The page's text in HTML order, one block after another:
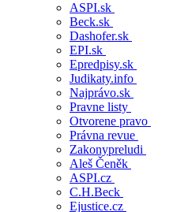
ASPI.sk
Beck.sk
Dashofer.sk
EPI.sk
Epredpisy.sk
Judikaty.info
Najprávo.sk
Pravne listy
Otvorene pravo
Právna revue
Zakonypreludi
Aleš Čeněk
ASPI.cz
C.H.Beck
Ejustice.cz